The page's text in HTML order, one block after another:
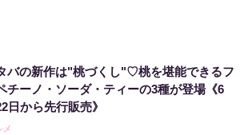
バの新作は"桃づくし"♡桃を堪能できるフ
チーノ・ソーダ・ティーの3種が登場《6
日から先行販売》